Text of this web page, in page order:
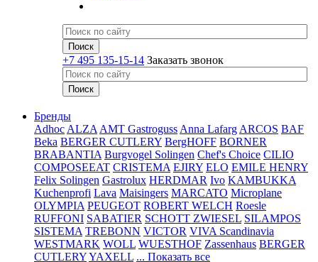
+7 495 135-15-14 Заказать звонок
Бренды
Adhoc ALZA AMT Gastroguss Anna Lafarg ARCOS BAF
Beka BERGER CUTLERY BergHOFF BORNER
BRABANTIA Burgvogel Solingen Chef's Choice CILIO
COMPOSEEAT CRISTEMA EJIRY ELO EMILE HENRY
Felix Solingen Gastrolux HERDMAR Ivo KAMBUKKA
Kuchenprofi Lava Maisingers MARCATO Microplane
OLYMPIA PEUGEOT ROBERT WELCH Roesle
RUFFONI SABATIER SCHOTT ZWIESEL SILAMPOS
SISTEMA TREBONN VICTOR VIVA Scandinavia
WESTMARK WOLL WUESTHOF Zassenhaus BERGER
CUTLERYYAXELL ... Показать все